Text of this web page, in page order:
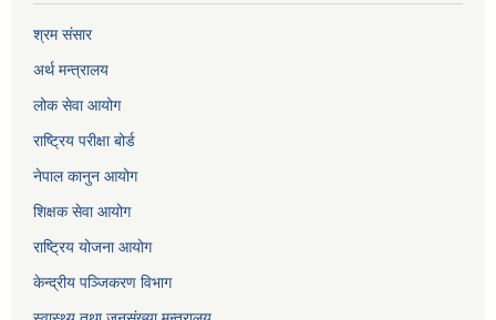
श्रम संसार
अर्थ मन्त्रालय
लोक सेवा आयोग
राष्ट्रिय परीक्षा बोर्ड
नेपाल कानुन आयोग
शिक्षक सेवा आयोग
राष्ट्रिय योजना आयोग
केन्द्रीय पञ्जिकरण विभाग